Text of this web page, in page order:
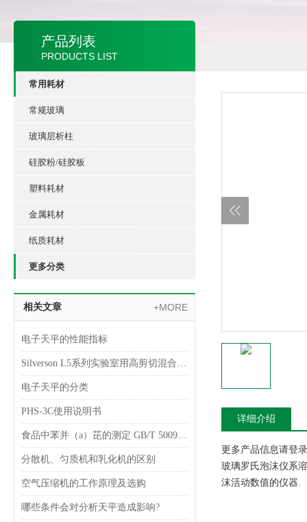
产品列表
PRODUCTS LIST
常用耗材
常规玻璃
玻璃层析柱
硅胶粉/硅胶板
塑料耗材
金属耗材
纸质耗材
更多分类
相关文章 +MORE
电子天平的性能指标
Silverson L5系列实验室用高剪切混合乳化器
电子天平的分类
PHS-3C使用说明书
食品中苯并（a）芘的测定 GB/T 5009.27-2003
分散机、匀质机和乳化机的区别
空气压缩机的工作原理及选购
哪些条件会对分析天平造成影响?
详细介绍
更多产品信息请登
玻璃罗氏泡沫仪系
沫活动数值的仪器.